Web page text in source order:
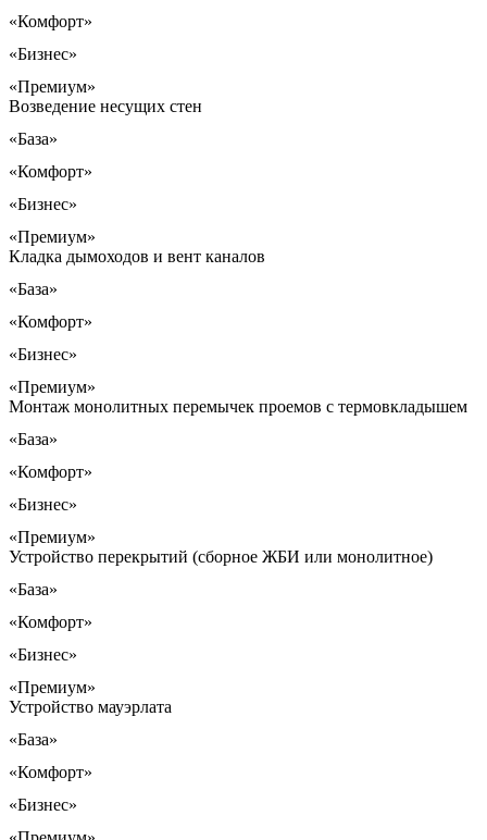
«Комфорт»
«Бизнес»
«Премиум»
Возведение несущих стен
«База»
«Комфорт»
«Бизнес»
«Премиум»
Кладка дымоходов и вент каналов
«База»
«Комфорт»
«Бизнес»
«Премиум»
Монтаж монолитных перемычек проемов с термовкладышем
«База»
«Комфорт»
«Бизнес»
«Премиум»
Устройство перекрытий (сборное ЖБИ или монолитное)
«База»
«Комфорт»
«Бизнес»
«Премиум»
Устройство мауэрлата
«База»
«Комфорт»
«Бизнес»